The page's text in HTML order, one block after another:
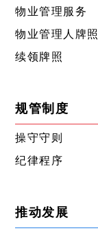
物业管理服务
物业管理人牌照
续领牌照
规管制度
操守守则
纪律程序
推动发展